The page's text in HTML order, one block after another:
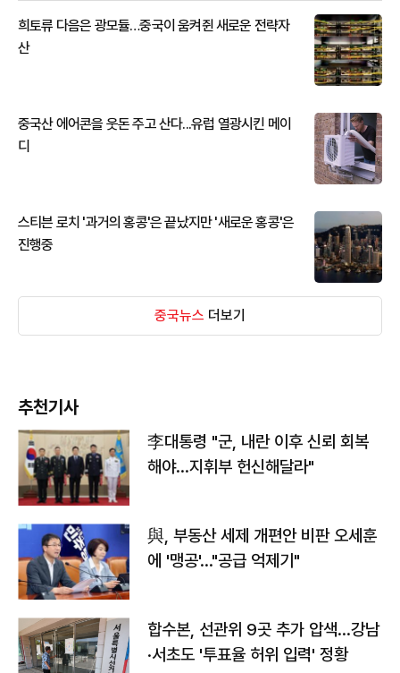
희토류 다음은 광모듈…중국이 움켜쥔 새로운 전략자
산
중국산 에어콘을 웃돈 주고 산다...유럽 열광시킨 메이
디
스티븐 로치 '과거의 홍콩'은 끝났지만 '새로운 홍콩'은
진행중
중국뉴스 더보기
추천기사
李대통령 "군, 내란 이후 신뢰 회복
해야…지휘부 헌신해달라"
與, 부동산 세제 개편안 비판 오세훈
에 '맹공'…"공급 억제기"
합수본, 선관위 9곳 추가 압색…강남
·서초도 '투표율 허위 입력' 정황